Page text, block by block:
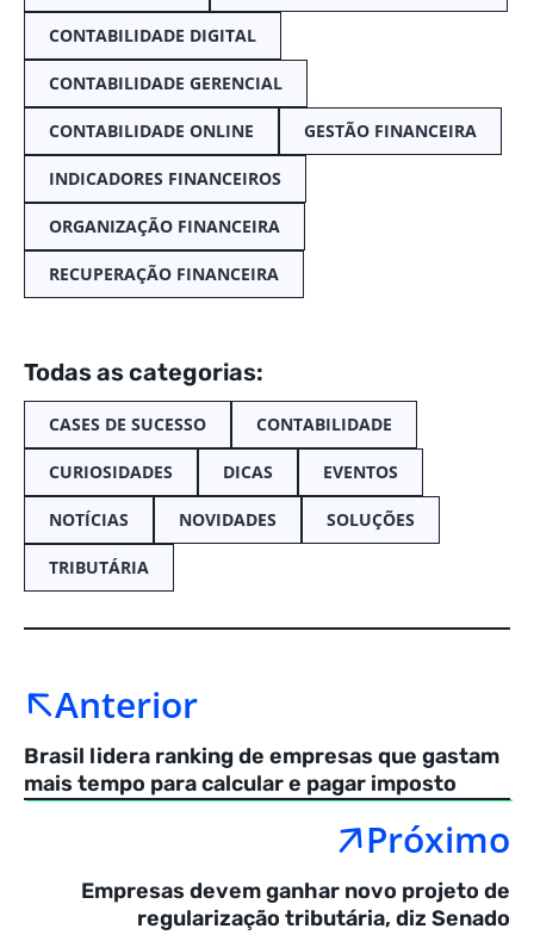
CONTABILIDADE DIGITAL
CONTABILIDADE GERENCIAL
CONTABILIDADE ONLINE GESTÃO FINANCEIRA
INDICADORES FINANCEIROS
ORGANIZAÇÃO FINANCEIRA
RECUPERAÇÃO FINANCEIRA
Todas as categorias:
CASES DE SUCESSO CONTABILIDADE
CURIOSIDADES DICAS EVENTOS
NOTÍCIAS NOVIDADES SOLUÇÕES
TRIBUTÁRIA
Anterior
Brasil lidera ranking de empresas que gastam
mais tempo para calcular e pagar imposto
Próximo
Empresas devem ganhar novo projeto de
regularização tributária, diz Senado